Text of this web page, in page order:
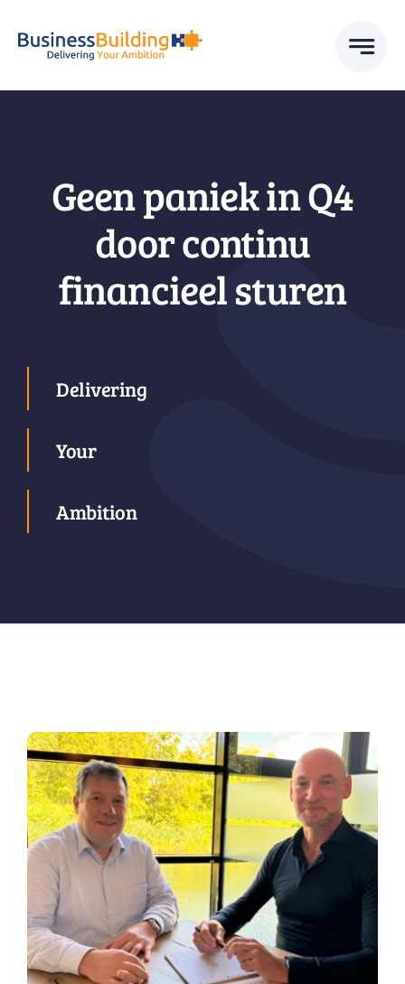
Geen paniek in Q4
door continu
financieel sturen
Delivering
Your
Ambition